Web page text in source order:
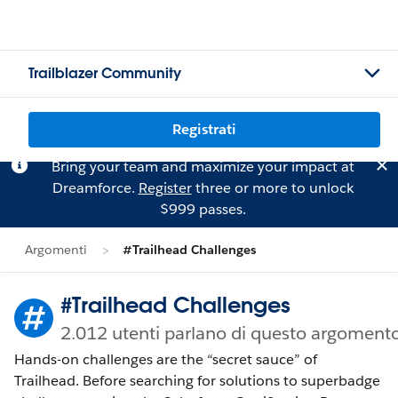
Trailblazer Community
Registrati
Bring your team and maximize your impact at
Dreamforce. Registerthree or more to unlock
$999 passes.
Argomenti #Trailhead Challenges
#Trailhead Challenges
2.012 utenti parlano di questo
Hands-on challenges are the “secret sauce” of
Trailhead. Before searching for solutions to superbadge